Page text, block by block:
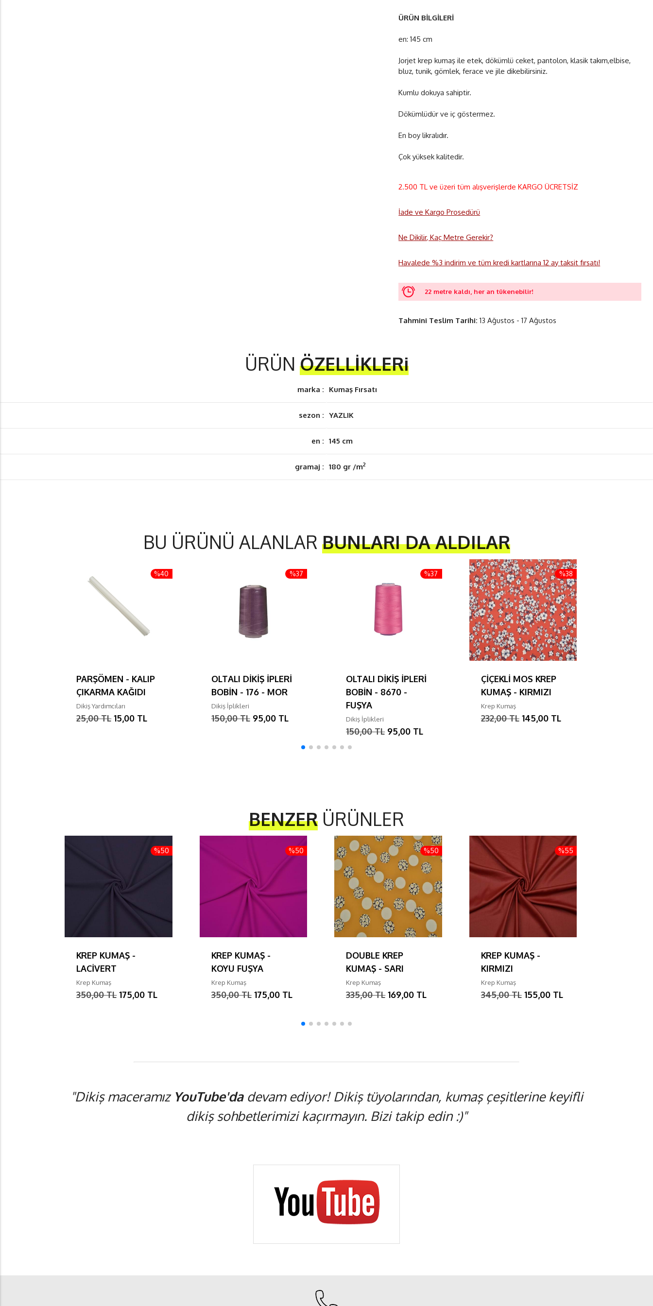
ÜRÜN BİLGİLERİ
en: 145 cm
Jorjet krep kumaş ile etek, dökümlü ceket, pantolon, klasik takım,elbise,
bluz, tunik, gömlek, ferace ve jile dikebilirsiniz.
Kumlu dokuya sahiptir.
Dökümlüdür ve iç göstermez.
En boy likralıdır.
Çok yüksek kalitedir.
2.500 TL ve üzeri tüm alışverişlerde KARGO ÜCRETSİZ
İade ve Kargo Prosedürü
Ne Dikilir, Kaç Metre Gerekir?
Havalede %3 indirim ve tüm kredi kartlarına 12 ay taksit fırsatı!
22 metre kaldı, her an tükenebilir!
Tahmini Teslim Tarihi:13 Ağustos - 17 Ağustos
ÜRÜN ÖZELLİKLERi
marka : Kumaş Fırsatı
sezon : YAZLIK
en : 145 cm
gramaj : 180 gr /m2
BU ÜRÜNÜ ALANLAR BUNLARI DA ALDILAR
%40
PARŞÖMEN - KALIP
ÇIKARMA KAĞIDI
Dikiş Yardımcıları
25,00 TL 15,00 TL
%37
OLTALI DİKİŞ İPLERİ
BOBİN - 176 - MOR
Dikiş İplikleri
150,00 TL 95,00 TL
%37
OLTALI DİKİŞ İPLERİ
BOBİN - 8670 -
FUŞYA
Dikiş İplikleri
150,00 TL 95,00 TL
%38
ÇİÇEKLİ MOS KREP
KUMAŞ - KIRMIZI
Krep Kumaş
232,00 TL 145,00 TL
BENZER ÜRÜNLER
%50
KREP KUMAŞ -
LACİVERT
Krep Kumaş
350,00 TL 175,00 TL
%50
KREP KUMAŞ -
KOYU FUŞYA
Krep Kumaş
350,00 TL 175,00 TL
%50
DOUBLE KREP
KUMAŞ - SARI
Krep Kumaş
335,00 TL 169,00 TL
%55
KREP KUMAŞ -
KIRMIZI
Krep Kumaş
345,00 TL 155,00 TL
"Dikiş maceramız YouTube'dadevam ediyor! Dikiş tüyolarından, kumaş çeşitlerine keyifli
dikiş sohbetlerimizi kaçırmayın. Bizi takip edin :)"